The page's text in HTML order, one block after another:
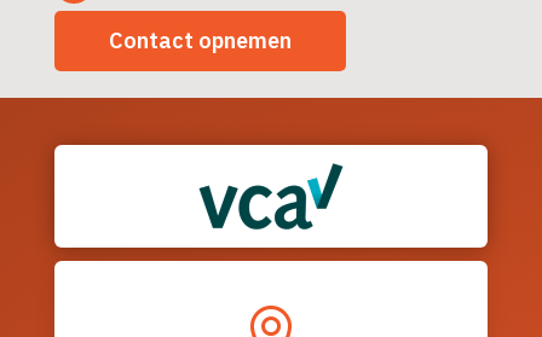
Contact opnemen